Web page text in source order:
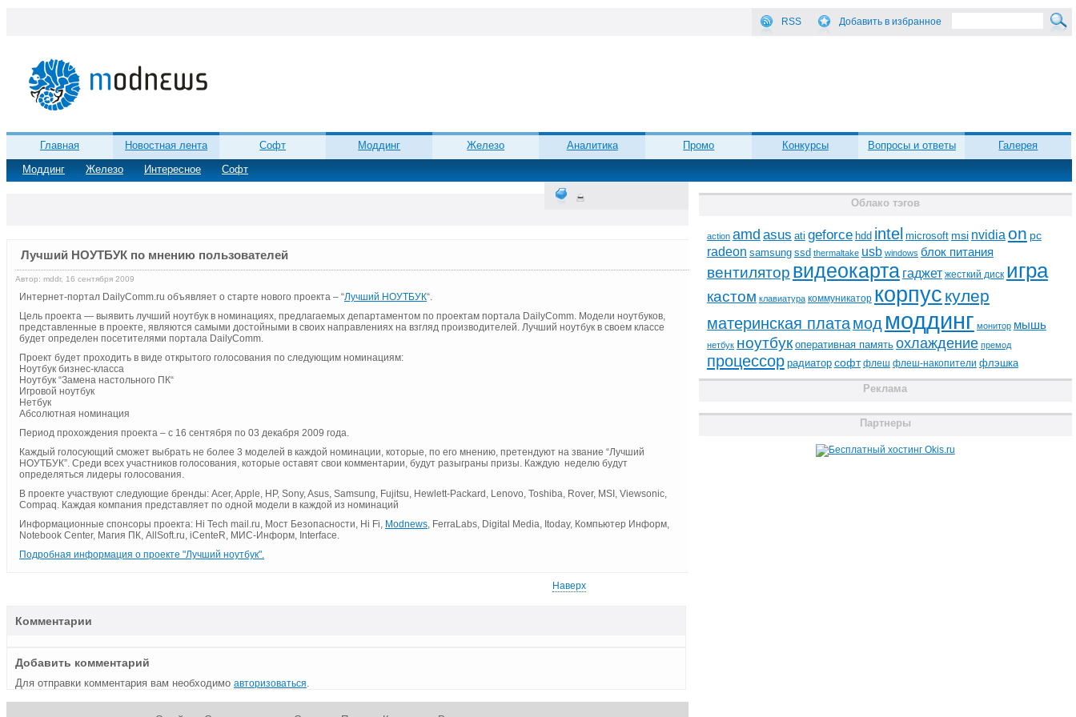
RSS Добавить в избранное
Главная
Новостная лента
Моддинг
Железо Интересное Софт
Софт Моддинг Железо Аналитика Промо Конкурсы Вопросы и ответы Галерея
Лучший НОУТБУК по мнению пользователей
Автор: mddr, 16 сентября 2009
Интернет-портал DailyComm.ru объявляет о старте нового проекта – “Лучший НОУТБУК“.
Цель проекта — выявить лучший ноутбук в номинациях, предлагаемых департаментом по проектам портала DailyComm. Модели ноутбуков,
представленные в проекте, являются самыми достойными в своих направлениях на взгляд производителей. Лучший ноутбук в своем классе
будет определен посетителями портала DailyComm.
Проект будет проходить в виде открытого голосования по следующим номинациям:
Ноутбук бизнес-класса
Ноутбук “Замена настольного ПК“
Игровой ноутбук
Нетбук
Абсолютная номинация
Период прохождения проекта – с 16 сентября по 03 декабря 2009 года.
Каждый голосующий сможет выбрать не более 3 моделей в каждой номинации, которые, по его мнению, претендуют на звание “Лучший
НОУТБУК”. Среди всех участников голосования, которые оставят свои комментарии, будут разыграны призы. Каждую неделю будут
определяться лидеры голосования.
В проекте участвуют следующие бренды: Acer, Apple, HP, Sony, Asus, Samsung, Fujitsu, Hewlett-Packard, Lenovo, Toshiba, Rover, MSI, Viewsonic,
Compaq. Каждая компания представляет по одной модели в каждой из номинаций
Информационные спонсоры проекта: Hi Tech mail.ru, Мост Безопасности, Hi Fi, Modnews, FerraLabs, Digital Media, Itoday, Компьютер Информ,
Notebook Center, Магия ПК, AllSoft.ru, iCenteR, МИС-Информ, Interface.
Подробная информация о проекте "Лучший ноутбук".
Наверх
Комментарии
Добавить комментарий
Для отправки комментария вам необходимо авторизоваться
Облако тэгов
action amd asus ati geforce hdd intel microsoft msi nvidia on pc
radeon samsung ssd thermaltake usb windows блок питания
вентилятор видеокарта гаджет жесткий диск игра
кастом клавиатура коммуникатор корпус кулер
материнская платамод моддинг монитор мышь
нетбук ноутбук оперативная память охлаждение премод
процессор радиатор софт флеш флеш-накопители флэшка
Реклама
Партнеры